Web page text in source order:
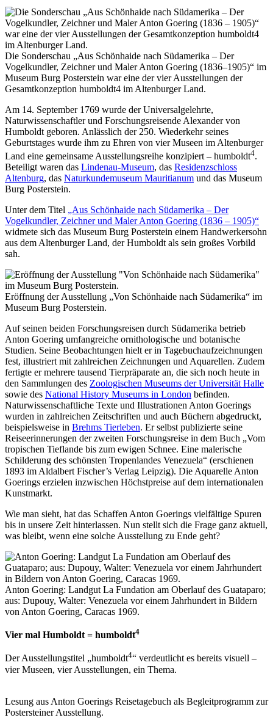
Die Sonderschau „Aus Schönhaide nach Südamerika – Der
Vogelkundler, Zeichner und Maler Anton Goering (1836–1905)“ im
Museum Burg Posterstein war eine der vier Ausstellungen der
Gesamtkonzeption humboldt4 im Altenburger Land.
Am 14. September 1769 wurde der Universalgelehrte,
Naturwissenschaftler und Forschungsreisende Alexander von
Humboldt geboren. Anlässlich der 250. Wiederkehr seines
Geburtstages wurde ihm zu Ehren von vier Museen im Altenburger
Land eine gemeinsame Ausstellungsreihe konzipiert – humboldt4.
Beteiligt waren das Lindenau-Museum, das Residenzschloss
Altenburg, das Naturkundemuseum Mauritianum und das Museum
Burg Posterstein.
Unter dem Titel „Aus Schönhaide nach Südamerika – Der
Vogelkundler, Zeichner und Maler Anton Goering (1836 – 1905)“
widmete sich das Museum Burg Posterstein einem Handwerkersohn
aus dem Altenburger Land, der Humboldt als sein großes Vorbild
sah.
Eröffnung der Ausstellung „Von Schönhaide nach Südamerika“ im
Museum Burg Posterstein.
Auf seinen beiden Forschungsreisen durch Südamerika betrieb
Anton Goering umfangreiche ornithologische und botanische
Studien. Seine Beobachtungen hielt er in Tagebuchaufzeichnungen
fest, illustriert mit zahlreichen Zeichnungen und Aquarellen. Zudem
fertigte er mehrere tausend Tierpräparate an, die sich noch heute in
den Sammlungen des Zoologischen Museums der Universität Halle
sowie des National History Museums in London befinden.
Naturwissenschaftliche Texte und Illustrationen Anton Goerings
wurden in zahlreichen Zeitschriften und auch Büchern abgedruckt,
beispielsweise in Brehms Tierleben. Er selbst publizierte seine
Reiseerinnerungen der zweiten Forschungsreise in dem Buch „Vom
tropischen Tieflande bis zum ewigen Schnee. Eine malerische
Schilderung des schönsten Tropenlandes Venezuela“ (erschienen
1893 im Aldalbert Fischer’s Verlag Leipzig). Die Aquarelle Anton
Goerings erzielen inzwischen Höchstpreise auf dem internationalen
Kunstmarkt.
Wie man sieht, hat das Schaffen Anton Goerings vielfältige Spuren
bis in unsere Zeit hinterlassen. Nun stellt sich die Frage ganz aktuell,
was bleibt, wenn eine solche Ausstellung zu Ende geht?
Anton Goering: Landgut La Fundation am Oberlauf des Guataparo;
aus: Dupouy, Walter: Venezuela vor einem Jahrhundert in Bildern
von Anton Goering, Caracas 1969.
Vier mal Humboldt = humboldt4
Der Ausstellungstitel „humboldt4“ verdeutlicht es bereits visuell –
vier Museen, vier Ausstellungen, ein Thema.
Lesung aus Anton Goerings Reisetagebuch als Begleitprogramm zur
Postersteiner Ausstellung.